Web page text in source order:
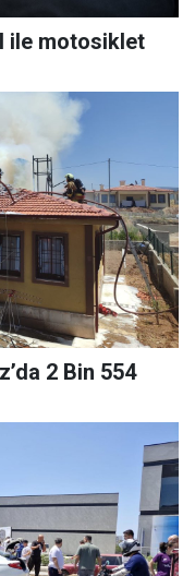
ile motosiklet
2 Bin 554